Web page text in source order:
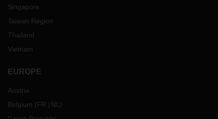
Singapore
Taiwan Region
Thailand
Vietnam
EUROPE
Austria
Belgium (FR NL )